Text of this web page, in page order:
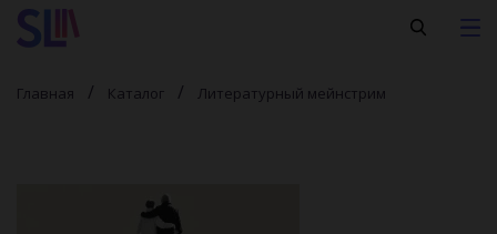
Главная Каталог Литературный мейнстрим